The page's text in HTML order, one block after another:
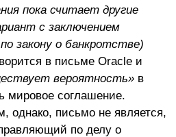
пока считает другие
с заключением
закону о банкротстве)
в письме Oracle и
вероятность»в
мировое соглашение.
однако, письмо не является,
по делу о